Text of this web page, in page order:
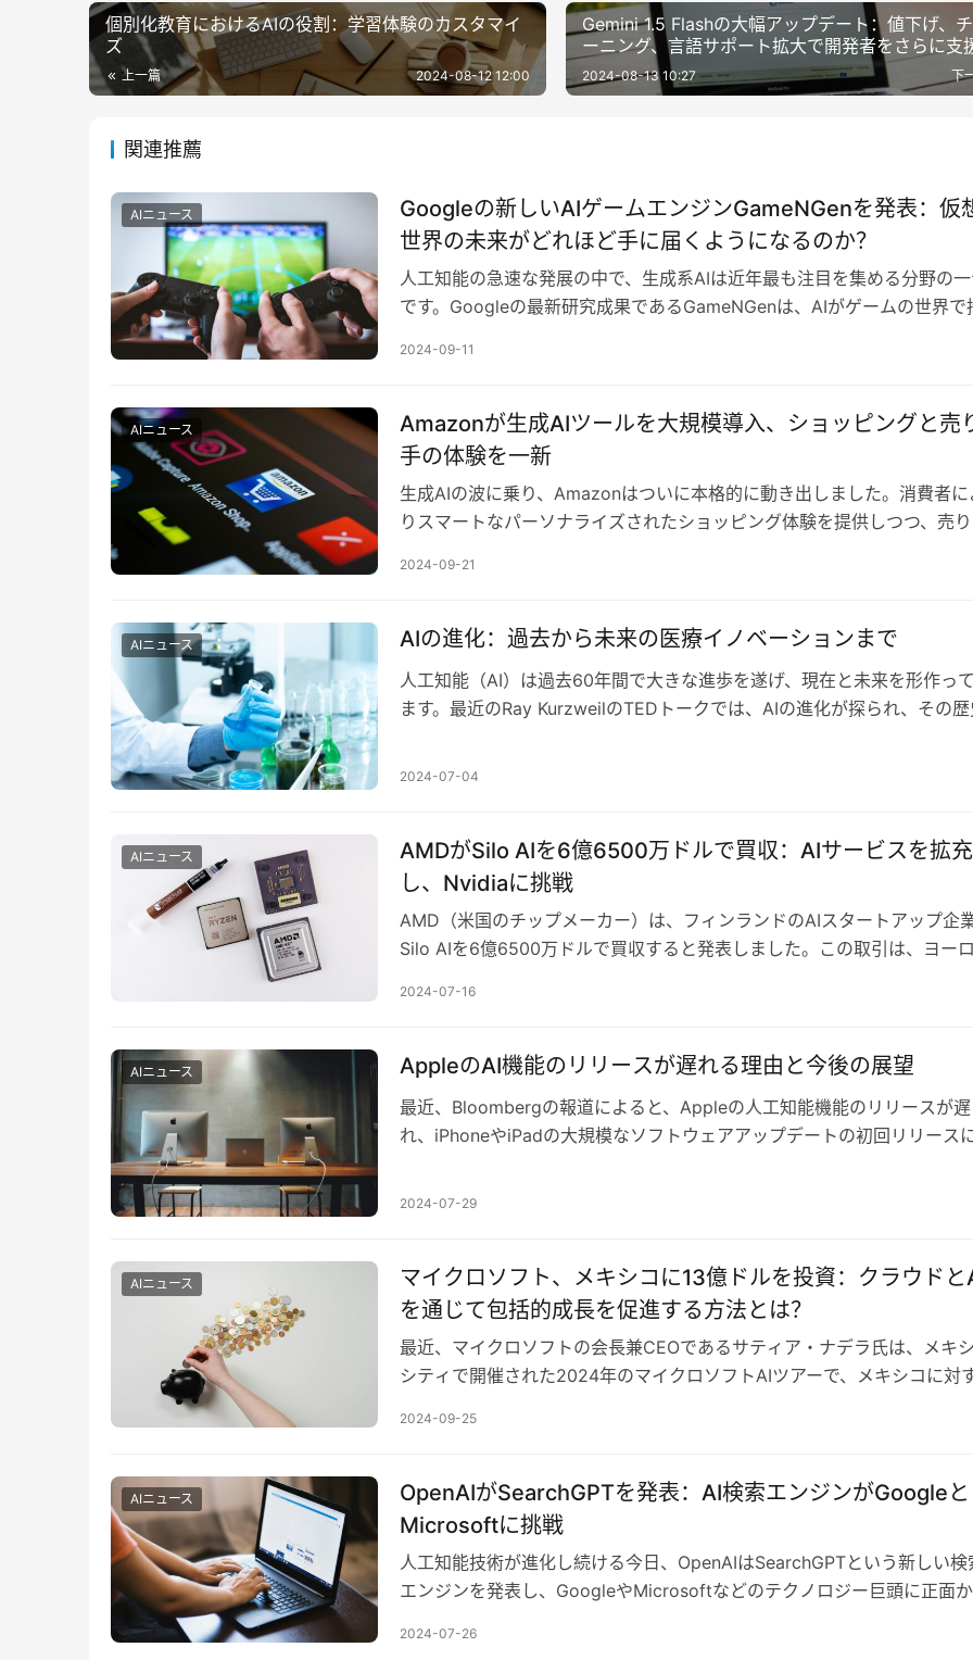
個別化教育におけるAIの役割：学習体験のカスタマイ
ズ
上一篇 2024-08-12 12:00
Gemini 1.5 Flashの大幅アップデート：値下げ、
ーニング、言語サポート拡大で開発者をさらに支
下
2024-08-13 10:27
関連推薦
AIニュース
Googleの新しいAIゲームエンジンGameNGenを発表：仮
世界の未来がどれほど手に届くようになるのか？
人工知能の急速な発展の中で、生成系AIは近年最も注目を集める分野の
です。Googleの最新研究成果であるGameNGenは、AIがゲームの世界で
2024-09-11
AIニュース
Amazonが生成AIツールを大規模導入、ショッピングと売
手の体験を一新
生成AIの波に乗り、Amazonはついに本格的に動き出しました。消費者に
りスマートなパーソナライズされたショッピング体験を提供しつつ、売り
2024-09-21
AIニュース AIの進化：過去から未来の医療イノベーションまで
人工知能（AI）は過去60年間で大きな進歩を遂げ、現在と未来を形作っ
ます。最近のRay KurzweilのTEDトークでは、AIの進化が探られ、その歴
2024-07-04
AIニュース
AMDがSilo AIを6億6500万ドルで買収：AIサービスを拡充
し、Nvidiaに挑戦
AMD（米国のチップメーカー）は、フィンランドのAIスタートアップ企
Silo AIを6億6500万ドルで買収すると発表しました。この取引は、ヨー
2024-07-16
AIニュース AppleのAI機能のリリースが遅れる理由と今後の展望
最近、Bloombergの報道によると、Appleの人工知能機能のリリースが遅
れ、iPhoneやiPadの大規模なソフトウェアアップデートの初回リリース
2024-07-29
AIニュース
マイクロソフト、メキシコに13億ドルを投資：クラウドと
を通じて包括的成長を促進する方法とは？
最近、マイクロソフトの会長兼CEOであるサティア・ナデラ氏は、メキ
シティで開催された2024年のマイクロソフトAIツアーで、メキシコに対
2024-09-25
AIニュース
OpenAIがSearchGPTを発表：AI検索エンジンがGoogleと
Microsoftに挑戦
人工知能技術が進化し続ける今日、OpenAIはSearchGPTという新しい検
エンジンを発表し、GoogleやMicrosoftなどのテクノロジー巨頭に正面か
2024-07-26